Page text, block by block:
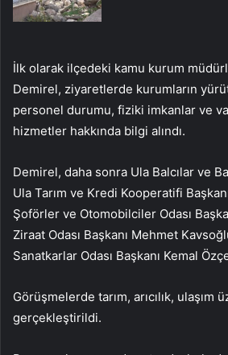
İlk olarak ilçedeki kamu kurum
Demirel, ziyaretlerde kurumların
personel durumu, fiziki imkanlar ve
hizmetler hakkında bilgi alındı.
Demirel, daha sonra Ula Balcılar ve
Ula Tarım ve Kredi Kooperatifi
Şoförler ve Otomobilciler Odası
Ziraat Odası Başkanı Mehmet
Sanatkarlar Odası Başkanı Kemal
Görüşmelerde tarım, arıcılık, ulaşım
gerçekleştirildi.